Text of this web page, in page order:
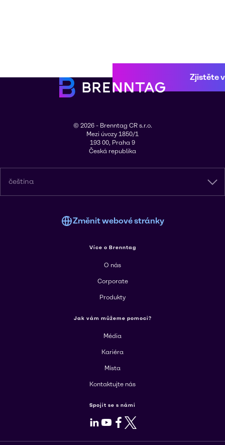
Zjistěte
© 2026 - Brenntag CR s.r.o.
Mezi úvozy 1850/1
193 00, Praha 9
Česká republika
čeština
Změnit webové stránky
Více o Brenntag
O nás
Corporate
Produkty
Jak vám můžeme pomoci?
Média
Kariéra
Místa
Kontaktujte nás
Spojit se s námi
LinkedIn
Youtube
Facebook
X